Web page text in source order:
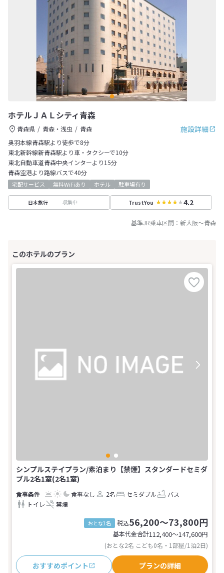
ホテルＪＡＬシティ青森
施設詳細
青森県 青森・浅虫
青森
奥羽本線青森駅より徒歩で8分
東北新幹線新青森駅より車・タクシーで10分
東北自動車道青森中央インターより15分
青森空港より路線バスで40分
宅配サービス 無料WiFiあり ホテル 駐車場有り
日本旅行 収集中 TrustYou 4.2
基準JR乗車区間： 新大阪～青森
シンプルステイプラン/素泊まり【禁煙】スタンダードセミダ
ブル2名1室(2名1室)
食事なし 2名 セミダブル
バス
トイレ
禁煙
おとな1名 税込56,200～73,800円
基本代金合計112,400〜147,600円
(おとな2名 こども0名・1部屋/1泊2日)
おすすめポイント プランの詳細